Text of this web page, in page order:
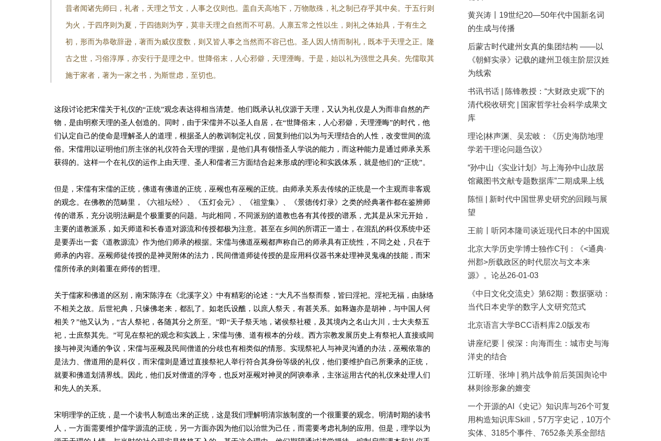
昔者闻诸先师曰，礼者，天理之节文，人事之仪则也。盖自天高地下，万物散殊，礼之制已存乎其中矣。于五行则
为火，于四序则为夏，于四德则为亨，莫非天理之自然而不可易。人禀五常之性以生，则礼之体始具，于有生之
初，形而为恭敬辞逊，著而为威仪度数，则又皆人事之当然而不容已也。圣人因人情而制礼，既本于天理之正。隆
古之世，习俗淳厚，亦安行于是理之中。世降俗末，人心邪僻，天理湮晦。于是，始以礼为强世之具矣。先儒取其
施于家者，著为一家之书，为斯世虑，至切也。
这段讨论把宋儒关于礼仪的“正统”观念表达得相当清楚。他们既承认礼仪源于天理，又认为礼仪是人为而非自然的产
物，是由明察天理的圣人创造的。同时，由于宋儒并不以圣人自居，在“世降俗末，人心邪僻，天理湮晦”的时代，他
们认定自己的使命是理解圣人的道理，根据圣人的教训制定礼仪，回复到他们以为与天理结合的人性，改变世间的流
俗。宋儒用以证明他们所主张的礼仪符合天理的理据，是他们具有领悟圣人学说的能力，而这种能力是通过师承关系
获得的。这样一个在礼仪的运作上由天理、圣人和儒者三方面结合起来形成的理论和实践体系，就是他们的“正统”。
但是，宋儒有宋儒的正统，佛道有佛道的正统，巫觋也有巫觋的正统。由师承关系去传续的正统是一个主观而非客观
的观念。在佛教的范畴里，《六祖坛经》、《五灯会元》、《祖堂集》、《景德传灯录》之类的经典著作都在鉴辨师
传的谱系，充分说明法嗣是个极重要的问题。与此相同，不同派别的道教也各有其传授的谱系，尤其是从宋元开始，
主要的道教派系，如天师道和长春道对源流和传授都极为注意。甚至在乡间的所谓正一道士，在混乱的科仪系统中还
是要弄出一套《道教源流》作为他们师承的根据。宋儒与佛道巫觋都声称自己的师承具有正统性，不同之处，只在于
师承的内容。巫觋师徒传授的是神灵附体的法力，民间僧道师徒传授的是应用科仪器书来处理神灵鬼魂的技能，而宋
儒所传承的则着重在师传的哲理。
关于儒家和佛道的区别，南宋陈淳在《北溪字义》中有精彩的论述：“大凡不当祭而祭，皆曰淫祀。淫祀无福，由脉络
不相关之故。后世祀典，只缘佛老来，都乱了。如老氏设醮，以庶人祭天，有甚关系。如释迦亦是胡神，与中国人何
相关？”他又认为，“古人祭祀，各随其分之所至。”即“天子祭天地，诸侯祭社稷，及其境内之名山大川，士大夫祭五
祀，士庶祭其先。”可见在祭祀的观念和实践上，宋儒与佛、道有根本的分歧。西方宗教发展历史上有祭祀人直接或间
接与神灵沟通的争议，宋儒与巫觋及民间僧道的分歧也有相类似的情形。实现祭祀人与神灵沟通的办法，巫觋依靠的
是法力、僧道用的是科仪，而宋儒则是通过直接祭祀人举行符合其身份等级的礼仪，他们要维护自己所秉承的正统，
就要和佛道划清界线。因此，他们反对僧道的浮夸，也反对巫觋对神灵的阿谀奉承，主张运用古代的礼仪来处理人们
和先人的关系。
宋明理学的正统，是一个读书人制造出来的正统，这是我们理解明清宗族制度的一个很重要的观念。明清时期的读书
人，一方面需要维护儒学源流的正统，另一方面亦因为他们以治世为己任，而需要考虑礼制的应用。但是，理学以为
黄兴涛丨19世纪20—50年代中国新名词
的生成与传播
后蒙古时代建州女真的集团结构 ——以
《朝鲜实录》记载的建州卫领主阶层汉姓
为线索
书讯书话 | 陈锋教授：“大财政史观”下的
清代税收研究 | 国家哲学社会科学成果文
库
理论|林声渊、吴宏岐：《历史海防地理
学若干理论问题刍议》
“孙中山《实业计划》与上海孙中山故居
馆藏图书文献专题数据库”二期成果上线
陈恒 | 新时代中国世界史研究的回顾与展
望
王前丨听冈本隆司谈近现代日本的中国观
北京大学历史学博士独作C刊：《<通典·
州郡>所载政区的时代层次与文本来
源》。论丛26-01-03
《中日文化交流史》第62期：数据驱动：
当代日本史学的数字人文研究范式
北京语言大学BCC语料库2.0版发布
讲座纪要丨侯深：向海而生：城市史与海
洋史的结合
江昕瑾、张坤 | 鸦片战争前后英国舆论中
林则徐形象的嬗变
一个开源的AI《史记》知识库与26个可复
用构造知识库Skill，57万字史记，10万个
实体、3185个事件、7652条关系全部结